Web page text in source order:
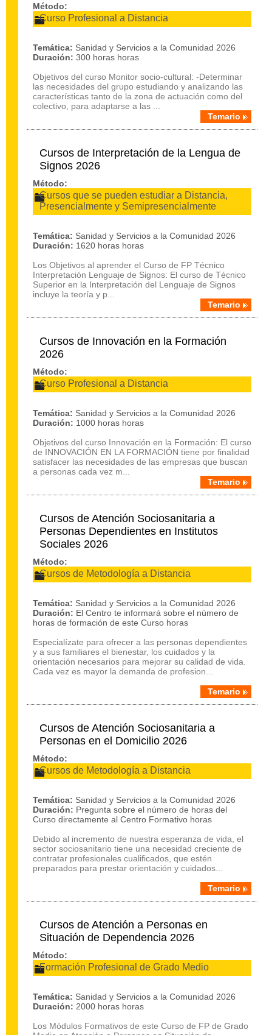
Método:
Curso Profesional a Distancia
Temática: Sanidad y Servicios a la Comunidad 2026
Duración: 300 horas horas
Objetivos del curso Monitor socio-cultural: -Determinar
las necesidades del grupo estudiando y analizando las
características tanto de la zona de actuación como del
colectivo, para adaptarse a las ...
Temario
Cursos de Interpretación de la Lengua de
Signos 2026
Método:
Cursos que se pueden estudiar a Distancia,
Presencialmente y Semipresencialmente
Temática: Sanidad y Servicios a la Comunidad 2026
Duración: 1620 horas horas
Los Objetivos al aprender el Curso de FP Técnico
Interpretación Lenguaje de Signos: El curso de Técnico
Superior en la Interpretación del Lenguaje de Signos
incluye la teoría y p...
Temario
Cursos de Innovación en la Formación
2026
Método:
Curso Profesional a Distancia
Temática: Sanidad y Servicios a la Comunidad 2026
Duración: 1000 horas horas
Objetivos del curso Innovación en la Formación: El curso
de INNOVACIÓN EN LA FORMACIÓN tiene por finalidad
satisfacer las necesidades de las empresas que buscan
a personas cada vez m...
Temario
Cursos de Atención Sociosanitaria a
Personas Dependientes en Institutos
Sociales 2026
Método:
Cursos de Metodología a Distancia
Temática: Sanidad y Servicios a la Comunidad 2026
Duración: El Centro te informará sobre el número de
horas de formación de este Curso horas
Especialízate para ofrecer a las personas dependientes
y a sus familiares el bienestar, los cuidados y la
orientación necesarios para mejorar su calidad de vida.
Cada vez es mayor la demanda de profesion...
Temario
Cursos de Atención Sociosanitaria a
Personas en el Domicilio 2026
Método:
Cursos de Metodología a Distancia
Temática: Sanidad y Servicios a la Comunidad 2026
Duración: Pregunta sobre el número de horas del
Curso directamente al Centro Formativo horas
Debido al incremento de nuestra esperanza de vida, el
sector sociosanitario tiene una necesidad creciente de
contratar profesionales cualificados, que estén
preparados para prestar orientación y cuidados...
Temario
Cursos de Atención a Personas en
Situación de Dependencia 2026
Método:
Formación Profesional de Grado Medio
Temática: Sanidad y Servicios a la Comunidad 2026
Duración: 2000 horas horas
Los Módulos Formativos de este Curso de FP de Grado